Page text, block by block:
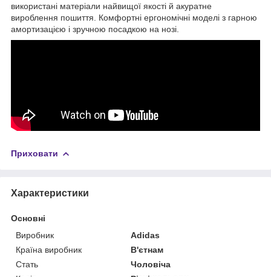
використані матеріали найвищої якості й акуратне
вироблення пошиття. Комфортні ергономічні моделі з гарною
амортизацією і зручною посадкою на нозі.
Приховати
Характеристики
Основні
Виробник
Adidas
Країна виробник
В'єтнам
Стать
Чоловіча